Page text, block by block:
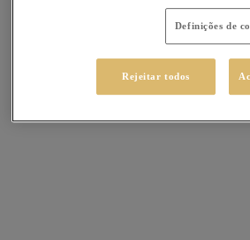
Definições de
Rejeitar todos